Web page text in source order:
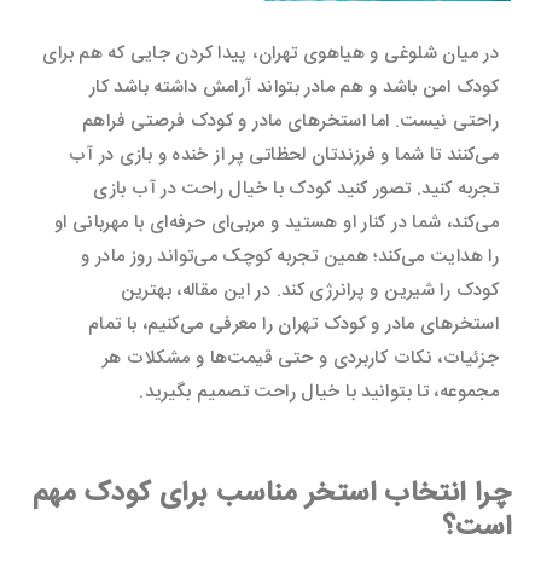
در میان شلوغی و هیاهوی تهران، پیدا کردن جایی که هم برای
کودک امن باشد و هم مادر بتواند آرامش داشته باشد کار
راحتی نیست. اما استخرهای مادر و کودک فرصتی فراهم
می‌کنند تا شما و فرزندتان لحظاتی پر از خنده و بازی در آب
تجربه کنید. تصور کنید کودک با خیال راحت در آب بازی
می‌کند، شما در کنار او هستید و مربی‌ای حرفه‌ای با مهربانی او
را هدایت می‌کند؛ همین تجربه کوچک می‌تواند روز مادر و
کودک را شیرین و پرانرژی کند. در این مقاله، بهترین
استخرهای مادر و کودک تهران را معرفی می‌کنیم، با تمام
جزئیات، نکات کاربردی و حتی قیمت‌ها و مشکلات هر
مجموعه، تا بتوانید با خیال راحت تصمیم بگیرید.
چرا انتخاب استخر مناسب برای کودک مهم
است؟